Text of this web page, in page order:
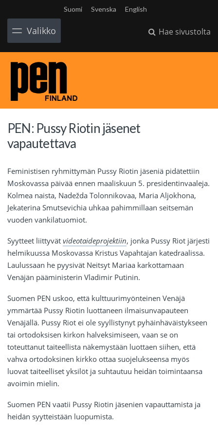
Suomi Svenska English
Valikko Hae sivustolta
PEN: Pussy Riotin jäsenet
vapautettava
Feministisen ryhmittymän Pussy Riotin jäseniä pidätettiin
Moskovassa päivää ennen maaliskuun 5. presidentinvaaleja.
Kolmea naista, Nadežda Tolonnikovaa, Maria Aljokhona,
Jekaterina Smutsevichia uhkaa pahimmillaan seitsemän
vuoden vankilatuomiot.
Syytteet liittyvät videotaideprojektiin, jonka Pussy Riot järjesti
helmikuussa Moskovassa Kristus Vapahtajan katedraalissa.
Laulussaan he pyysivät Neitsyt Mariaa karkottamaan
Venäjän pääministerin Vladimir Putinin.
Suomen PEN uskoo, että kulttuurimyönteinen Venäjä
ymmärtää Pussy Riotin luottaneen ilmaisunvapauteen
Venäjällä. Pussy Riot ei ole syyllistynyt pyhäinhäväistykseen
tai ortodoksisen kirkon halveksimiseen, vaan se on
toteuttanut taiteellista näkemystään luottaen siihen, että
vahva ortodoksinen kirkko ottaa suojelukseensa myös
luovat taiteelliset yksilöt ja suhtautuu heidän toimintaansa
avoimin mielin.
Suomen PEN vaatii Pussy Riotin jäsenien vapauttamista ja
heidän syytteistään luopumista.